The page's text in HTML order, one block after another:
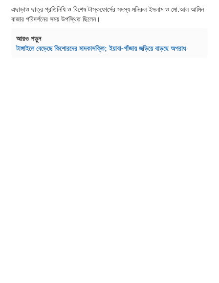
এছাড়াও ছাত্র প্রতিনিধি ও বিশেষ টাস্কফোর্সের সদস্য মনিরুল ইসলাম ও মো.আল আমিন
বাজার পরিদর্শনের সময় উপস্থিত ছিলেন।
আরও পড়ুন
টাঙ্গাইলে বেড়েছে কিশোরদের মাদকাসক্তি; ইয়াবা-গাঁজায় জড়িয়ে বাড়ছে অপরাধ